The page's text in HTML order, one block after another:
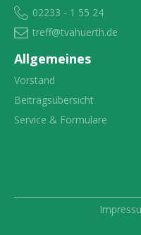
02233 - 1 55 24
treff@tvahuerth.de
Allgemeines
Vorstand
Beitragsübersicht
Service & Formulare